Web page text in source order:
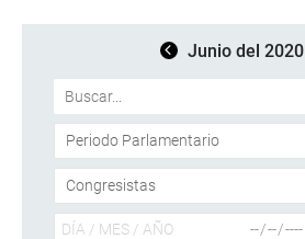
Junio del 2020